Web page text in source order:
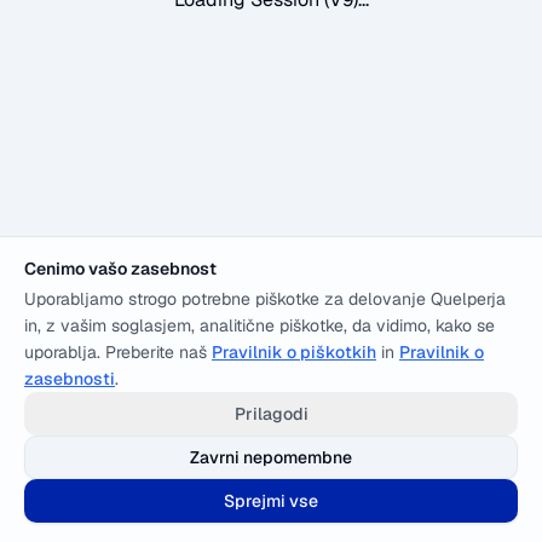
Cenimo vašo zasebnost
Uporabljamo strogo potrebne piškotke za delovanje Quelperja
in, z vašim soglasjem, analitične piškotke, da vidimo, kako se
uporablja. Preberite naš Pravilnik o piškotkih in Pravilnik o
zasebnosti.
Prilagodi
Zavrni nepomembne
Sprejmi vse